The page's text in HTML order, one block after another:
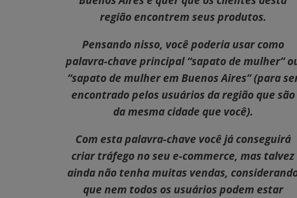
região encontrem seus produtos.
Pensando nisso, você poderia usar como
palavra-chave principal “sapato de mulher”
“sapato de mulher em Buenos Aires” (para
encontrado pelos usuários da região que são
da mesma cidade que você).
Com esta palavra-chave você já conseguirá
criar tráfego no seu e-commerce, mas talvez
ainda não tenha muitas vendas,
que nem todos os usuários podem estar